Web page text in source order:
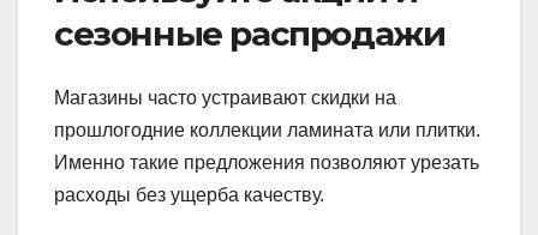
сезонные распродажи
Магазины часто устраивают скидки на
прошлогодние коллекции ламината или плитки.
Именно такие предложения позволяют урезать
расходы без ущерба качеству.